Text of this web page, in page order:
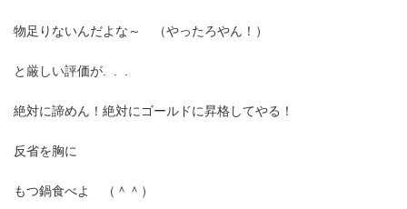
物足りないんだよな～ （やったろやん！）
と厳しい評価が. . .
絶対に諦めん！絶対にゴールドに昇格してやる！
反省を胸に
もつ鍋食べよ （＾＾）